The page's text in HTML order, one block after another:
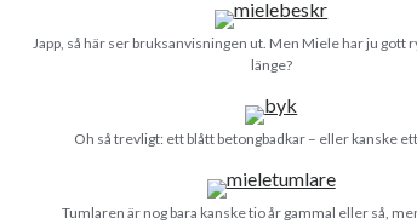
Japp, så här ser bruksanvisningen ut. Men Miele har ju gott
länge?
Oh så trevligt: ett blått betongbadkar – eller kanske
Tumlaren är nog bara kanske tio år gammal eller så,